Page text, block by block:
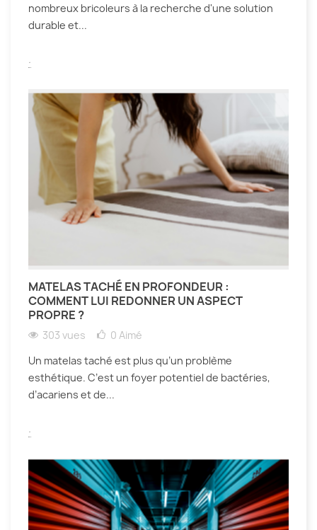
nombreux bricoleurs à la recherche d'une solution
durable et...
MATELAS TACHÉ EN PROFONDEUR :
COMMENT LUI REDONNER UN ASPECT
PROPRE ?
303 vues 0 Aimé
Un matelas taché est plus qu’un problème
esthétique. C’est un foyer potentiel de bactéries,
d’acariens et de...